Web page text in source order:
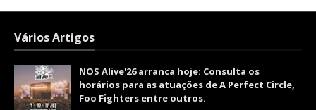
Vários Artigos
NOS Alive'26 arranca hoje: Consulta os
horários para as atuações de A Perfect Circle,
Foo Fighters entre outros.